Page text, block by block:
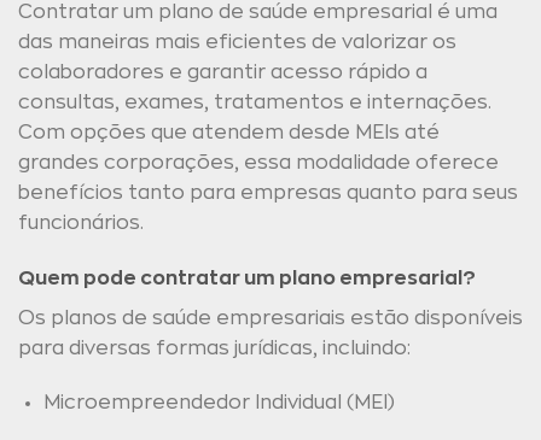
Contratar um plano de saúde empresarial é uma
das maneiras mais eficientes de valorizar os
colaboradores e garantir acesso rápido a
consultas, exames, tratamentos e internações.
Com opções que atendem desde MEIs até
grandes corporações, essa modalidade oferece
benefícios tanto para empresas quanto para seus
funcionários.
Quem pode contratar um plano empresarial?
Os planos de saúde empresariais estão disponíveis
para diversas formas jurídicas, incluindo:
Microempreendedor Individual (MEI)